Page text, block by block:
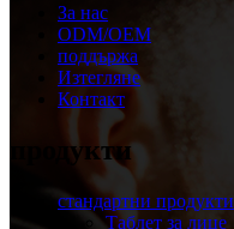
За нас
ODM/OEM
поддържа
Изтегляне
Контакт
продукти
стандартни продукти
Таблет за лице